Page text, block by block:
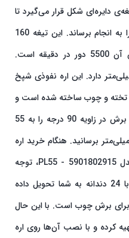
دایره‌ای شکل قرار می‌گیرد تا
به چرخش درآمده و عملیات برش را به انجام برساند. این تیغه 160
میلی‌متر قطر دارد و سرعت گردش آن 5500 دور در دقیقه است.
نیز قطری معادل با 20 میلی‌متر دارد. این اره نفوذی شپخ
و چوب ساخته شده است و
شما می‌توانید با استفاده از آن عمق برش در زاویه 90 درجه را به 55
و در زاویه 45 درجه به 45 میلی‌متر برسانید. هنگام خرید اره
گردبر نفوذی 160 میلی‌متر شپخ مدل 5901802915 - PL55، توجه
داشته باشید که یک تیغه‌ی همراه با 24 دندانه به شما تحویل داده
برش چوب است. با این حال
کرده و با نصب آن‌ها روی اره